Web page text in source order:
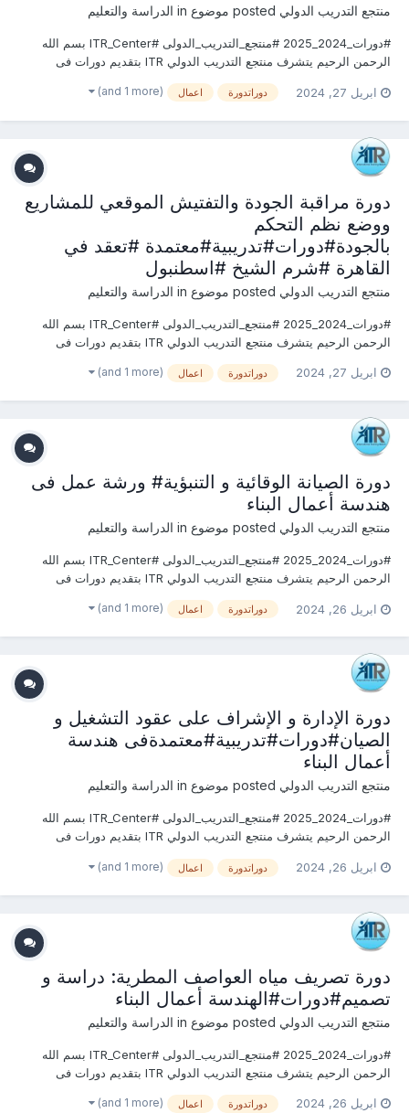
منتجع التدريب الدولي الدراسة والتعليم
#دورات_2024_2025 #منتجع_التدريب_الدولى #ITR_Center بسم الله
الرحمن الرحيم يتشرف منتجع التدريب الدولي ITR بتقديم دورات فى
2025 يمكنكم التسجيل او الاستفسارعلى الدورة الان ............................
ابريل 27, 2024 دوراتدورة اعمال (and 1 more)
دورة مراقبة الجودة والتفتيش الموقعي للمشاريع
ووضع نظم التحكم
بالجودة#دورات#تدريبية#معتمدة #تعقد في
القاهرة #شرم الشيخ #اسطنبول
منتجع التدريب الدولي الدراسة والتعليم
#دورات_2024_2025 #منتجع_التدريب_الدولى #ITR_Center بسم الله
الرحمن الرحيم يتشرف منتجع التدريب الدولي ITR بتقديم دورات فى
2025 يمكنكم التسجيل او الاستفسارعلى الدورة الان ............................
ابريل 27, 2024 دوراتدورة اعمال (and 1 more)
دورة الصيانة الوقائية و التنبؤية# ورشة عمل فى
هندسة أعمال البناء
منتجع التدريب الدولي الدراسة والتعليم
#دورات_2024_2025 #منتجع_التدريب_الدولى #ITR_Center بسم الله
الرحمن الرحيم يتشرف منتجع التدريب الدولي ITR بتقديم دورات فى
2025 يمكنكم التسجيل او الاستفسارعلى الدورة الان ............................
ابريل 26, 2024 دوراتدورة اعمال (and 1 more)
دورة الإدارة و الإشراف على عقود التشغيل و
الصيان#دورات#تدريبية#معتمدةفى هندسة
أعمال البناء
منتجع التدريب الدولي الدراسة والتعليم
#دورات_2024_2025 #منتجع_التدريب_الدولى #ITR_Center بسم الله
الرحمن الرحيم يتشرف منتجع التدريب الدولي ITR بتقديم دورات فى
2025 يمكنكم التسجيل او الاستفسارعلى الدورة الان ............................
ابريل 26, 2024 دوراتدورة اعمال (and 1 more)
دورة تصريف مياه العواصف المطرية: دراسة و
تصميم#دورات#الهندسة أعمال البناء
منتجع التدريب الدولي الدراسة والتعليم
#دورات_2024_2025 #منتجع_التدريب_الدولى #ITR_Center بسم الله
الرحمن الرحيم يتشرف منتجع التدريب الدولي ITR بتقديم دورات فى
2025 يمكنكم التسجيل او الاستفسارعلى الدورة الان ............................
ابريل 26, 2024 دوراتدورة اعمال (and 1 more)